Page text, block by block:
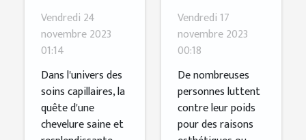
ingrédients
clés dans les
shampoings
pour
cheveux
secs et
abîmés
Vendredi 24
novembre 2023
01:14
Dans l'univers des
soins capillaires, la
quête d'une
chevelure saine et
s'aimer
pour mieux
maigrir
Vendredi 17
novembre 2023
00:18
De nombreuses
personnes luttent
contre leur poids
pour des raisons